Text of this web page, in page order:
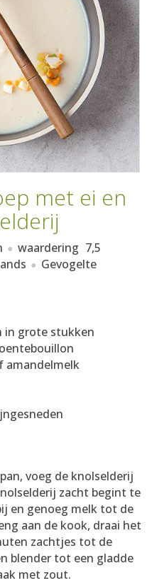
met ei en
waardering 7,5
Gevogelte
in grote stukken
amandelmelk
voeg de knolselderij
zacht begint te
en genoeg melk tot de
aan de kook, draai het
zachtjes tot de
blender tot een gladde
met zout.